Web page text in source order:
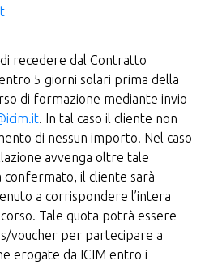
recedere dal Contratto
5 giorni solari prima della
di formazione mediante invio
. In tal caso il cliente non
di nessun importo. Nel caso
avvenga oltre tale
confermato, il cliente sarà
a corrispondere l’intera
Tale quota potrà essere
voucher per partecipare a
erogate da ICIM entro i